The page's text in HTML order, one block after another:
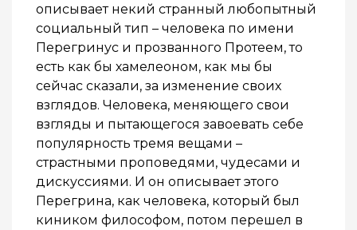
описывает некий странный любопытный
социальный тип – человека по имени
Перегринус и прозванного Протеем, то
есть как бы хамелеоном, как мы бы
сейчас сказали, за изменение своих
взглядов. Человека, меняющего свои
взгляды и пытающегося завоевать себе
популярность тремя вещами –
страстными проповедями, чудесами и
дискуссиями. И он описывает этого
Перегрина, как человека, который был
киником философом, потом перешел в